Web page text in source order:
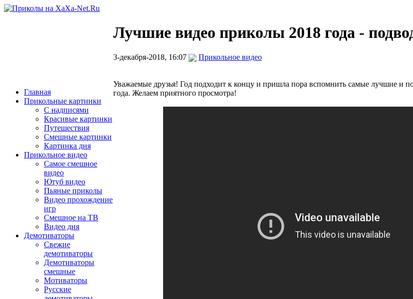
Главная
Прикольные картинки
С надписями
Красивые картинки
Путешествия
Смешные картинки
Картинка дня
Прикольное видео
Самое смешное
видео
Ютуб видео
Пьяные приколы
Видео прохождение
игр
Смешное на ТВ
Видео дня
Демотиваторы
Свежие
демотиваторы
Демотиваторы
смешные
Мотиваторы
Русские
Лучшие видео приколы 2018 года -
3-декабря-2018, 16:07 Прикольное видео
Уважаемые друзья! Год подходит к концу и пришла пора вспомнить самые лучшие и
года. Желаем приятного просмотра!